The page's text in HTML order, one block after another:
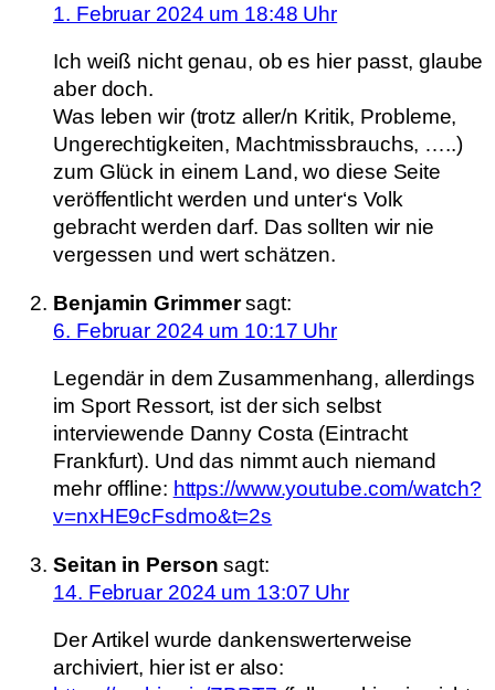
1. Februar 2024 um 18:48 Uhr
Ich weiß nicht genau, ob es hier passt, glaube
aber doch.
Was leben wir (trotz aller/n Kritik, Probleme,
Ungerechtigkeiten, Machtmissbrauchs, …..)
zum Glück in einem Land, wo diese Seite
veröffentlicht werden und unter‘s Volk
gebracht werden darf. Das sollten wir nie
vergessen und wert schätzen.
Benjamin Grimmer sagt:
6. Februar 2024 um 10:17 Uhr
Legendär in dem Zusammenhang, allerdings
im Sport Ressort, ist der sich selbst
interviewende Danny Costa (Eintracht
Frankfurt). Und das nimmt auch niemand
mehr offline: https://www.youtube.com/watch?
v=nxHE9cFsdmo&t=2s
Seitan in Person sagt:
14. Februar 2024 um 13:07 Uhr
Der Artikel wurde dankenswerterweise
archiviert, hier ist er also: